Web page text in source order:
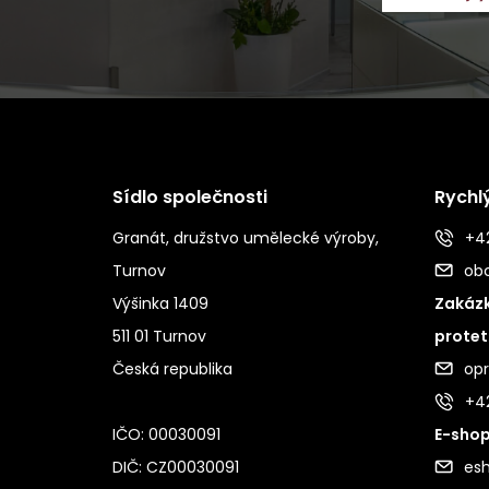
Sídlo společnosti
Granát, družstvo umělecké výroby,
Turnov
Výšinka 1409
511 01 Turnov
Česká republika
IČO: 00030091
DIČ: CZ00030091
E-